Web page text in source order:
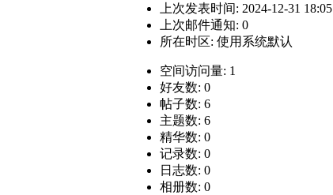
上次发表时间: 2024-12-31 18:05
上次邮件通知: 0
所在时区: 使用系统默认
空间访问量: 1
好友数: 0
帖子数: 6
主题数: 6
精华数: 0
记录数: 0
日志数: 0
相册数: 0